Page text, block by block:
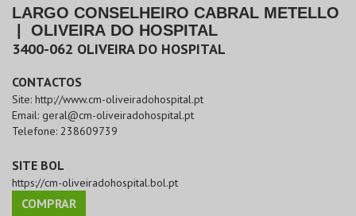
LARGO CONSELHEIRO CABRAL METELLO
OLIVEIRA DO HOSPITAL
3400-062 OLIVEIRA DO HOSPITAL
CONTACTOS
Site: http://www.cm-oliveiradohospital.pt
Email: geral@cm-oliveiradohospital.pt
Telefone: 238609739
SITE BOL
https://cm-oliveiradohospital.bol.pt
COMPRAR